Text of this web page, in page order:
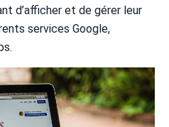
d’afficher et de gérer leur
services Google,